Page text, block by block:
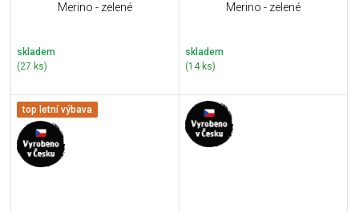
Merino - zelené
skladem
(27 ks)
Merino - zelené
skladem
(14 ks)
top letní výbava